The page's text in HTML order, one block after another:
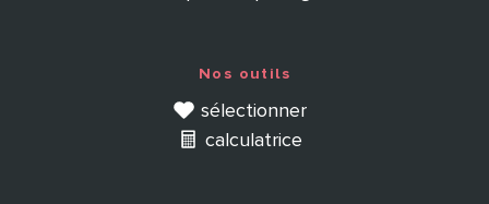
Nos outils
sélectionner
calculatrice